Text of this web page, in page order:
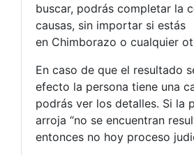
buscar, podrás completar la
causas, sin importar si estás
en Chimborazo o cualquier
En caso de que el resultado
efecto la persona tiene una
podrás ver los detalles. Si la
arroja “no se encuentran
entonces no hoy proceso